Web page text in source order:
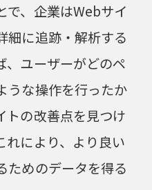
で、企業はWebサイ
細に追跡・解析する
、ユーザーがどのペ
うな操作を行ったか
トの改善点を見つけ
れにより、より良い
ためのデータを得る